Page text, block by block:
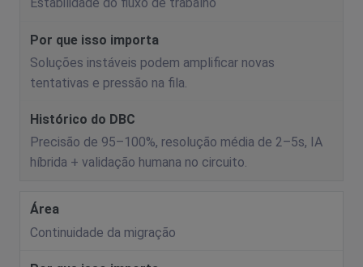
Estabilidade do fluxo de trabalho
Soluções instáveis podem amplificar novas
tentativas e pressão na fila.
Precisão de 95–100%, resolução média de 2–5s, IA
híbrida + validação humana no circuito.
Continuidade da migração